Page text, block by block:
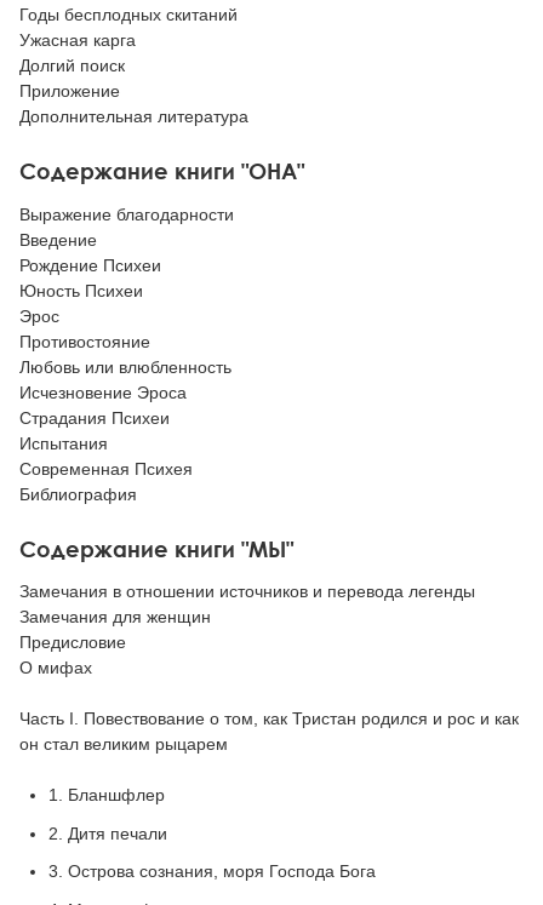
Годы бесплодных скитаний
Ужасная карга
Долгий поиск
Приложение
Дополнительная литература
Содержание книги "ОНА"
Выражение благодарности
Введение
Рождение Психеи
Юность Психеи
Эрос
Противостояние
Любовь или влюбленность
Исчезновение Эроса
Страдания Психеи
Испытания
Современная Психея
Библиография
Содержание книги "МЫ"
Замечания в отношении источников и перевода легенды
Замечания для женщин
Предисловие
О мифах
Часть I. Повествование о том, как Тристан родился и рос и как
он стал великим рыцарем
1. Бланшфлер
2. Дитя печали
3. Острова сознания, моря Господа Бога